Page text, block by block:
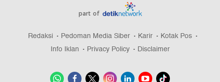
part of
Redaksi Pedoman Media Siber Karir
Kotak Pos
Info Iklan
Privacy Policy Disclaimer